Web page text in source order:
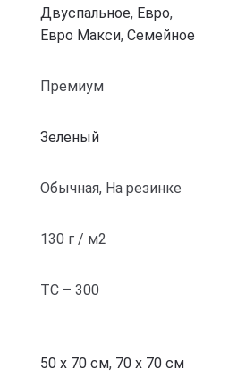
Двуспальное, Евро,
Евро Макси,Семейное
Премиум
Зеленый
Обычная, На резинке
130 г / м2
ТС – 300
50 x 70 см, 70 x 70 см